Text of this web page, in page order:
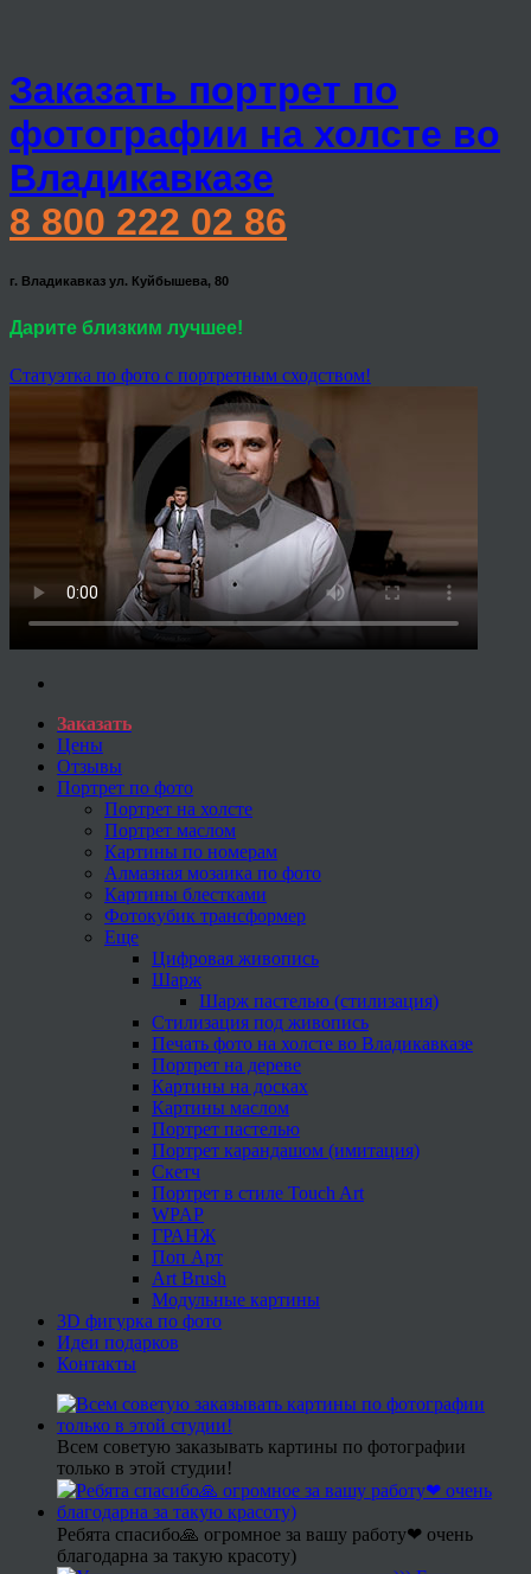
Заказать портрет по
фотографии на холсте во
Владикавказе
8 800 222 02 86
г. Владикавказ ул. Куйбышева, 80
Дарите близким лучшее!
Статуэтка по фото с портретным сходством!
Заказать
Цены
Отзывы
Портрет по фото
Портрет на холсте
Портрет маслом
Картины по номерам
Алмазная мозаика по фото
Картины блестками
Фотокубик трансформер
Еще
Цифровая живопись
Шарж
Шарж пастелью (стилизация)
Стилизация под живопись
Печать фото на холсте во Владикавказе
Портрет на дереве
Картины на досках
Картины маслом
Портрет пастелью
Портрет карандашом (имитация)
Скетч
Портрет в стиле Touch Art
WPAP
ГРАНЖ
Поп Арт
Art Brush
Модульные картины
3D фигурка по фото
Идеи подарков
Контакты
Всем советую заказывать картины по фотографии
только в этой студии!
Ребята спасибо🙏 огромное за вашу работу❤ очень
благодарна за такую красоту)